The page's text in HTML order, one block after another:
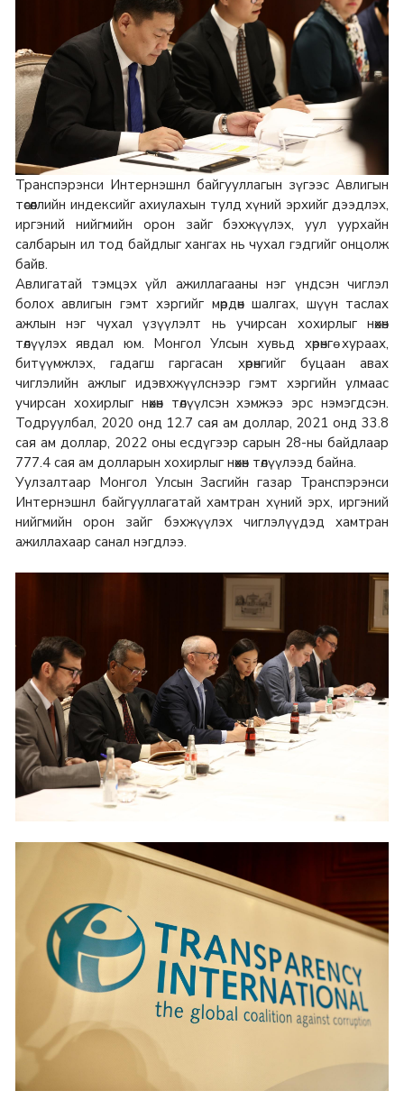
Транспэрэнси Интернэшнл байгууллагын зүгээс Авлигын
төсөөллийн индексийг ахиулахын тулд хүний эрхийг дээдлэх,
иргэний нийгмийн орон зайг бэхжүүлэх, уул уурхайн
салбарын ил тод байдлыг хангах нь чухал гэдгийг онцолж
байв.
Авлигатай тэмцэх үйл ажиллагааны нэг үндсэн чиглэл
болох авлигын гэмт хэргийг мөрдөн шалгах, шүүн таслах
ажлын нэг чухал үзүүлэлт нь учирсан хохирлыг нөхөн
төлүүлэх явдал юм. Монгол Улсын хувьд хөрөнгө хураах,
битүүмжлэх, гадагш гаргасан хөрөнгийг буцаан авах
чиглэлийн ажлыг идэвхжүүлснээр гэмт хэргийн улмаас
учирсан хохирлыг нөхөн төлүүлсэн хэмжээ эрс нэмэгдсэн.
Тодруулбал, 2020 онд 12.7 сая ам доллар, 2021 онд 33.8
сая ам доллар, 2022 оны есдүгээр сарын 28-ны байдлаар
777.4 сая ам долларын хохирлыг нөхөн төлүүлээд байна.
Уулзалтаар Монгол Улсын Засгийн газар Транспэрэнси
Интернэшнл байгууллагатай хамтран хүний эрх, иргэний
нийгмийн орон зайг бэхжүүлэх чиглэлүүдэд хамтран
ажиллахаар санал нэгдлээ.